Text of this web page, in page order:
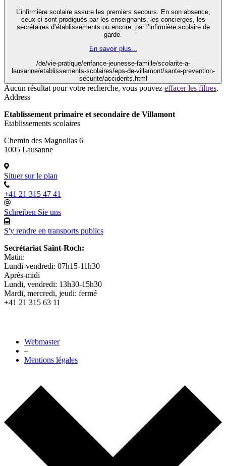
L’infirmière scolaire assure les premiers secours. En son absence,
ceux-ci sont prodigués par les enseignants, les concierges, les
secrétaires d’établissements ou encore, par l’infirmière scolaire de
garde.
En savoir plus...
/de/vie-pratique/enfance-jeunesse-famille/scolarite-a-
lausanne/etablissements-scolaires/eps-de-villamont/sante-prevention-
securite/accidents.html
Aucun résultat pour votre recherche, vous pouvez effacer les filtres.
Address
Etablissement primaire et secondaire de Villamont
Etablissements scolaires
Chemin des Magnolias 6
1005 Lausanne
Situer sur le plan
+41 21 315 47 41
Schreiben Sie uns
S'y rendre en transports publics
Secrétariat Saint-Roch:
Matin:
Lundi-vendredi: 07h15-11h30
Après-midi
Lundi, vendredi: 13h30-15h30
Mardi, mercredi, jeudi: fermé
+41 21 315 63 11
Webmaster
–
Mentions légales